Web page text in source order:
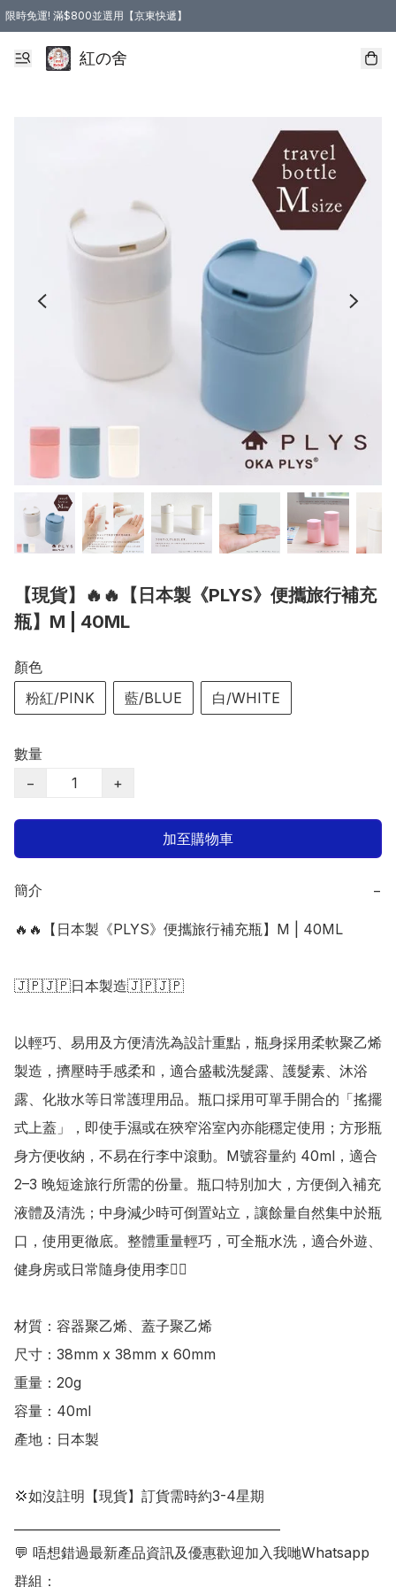
限時免運! 滿$800並選用【京東快遞】
紅の舍
【現貨】🔥🔥【日本製《PLYS》便攜旅行補充
瓶】M | 40ML
顏色
粉紅/PINK
藍/BLUE 白/WHITE
數量
−
+
加至購物車
簡介 −
🔥🔥【日本製《PLYS》便攜旅行補充瓶】M | 40ML
🇯🇵🇯🇵日本製造🇯🇵🇯🇵
以輕巧、易用及方便清洗為設計重點，瓶身採用柔軟聚乙烯
製造，擠壓時手感柔和，適合盛載洗髮露、護髮素、沐浴
露、化妝水等日常護理用品。瓶口採用可單手開合的「搖擺
式上蓋」，即使手濕或在狹窄浴室內亦能穩定使用；方形瓶
身方便收納，不易在行李中滾動。M號容量約 40ml，適合
2–3 晚短途旅行所需的份量。瓶口特別加大，方便倒入補充
液體及清洗；中身減少時可倒置站立，讓餘量自然集中於瓶
口，使用更徹底。整體重量輕巧，可全瓶水洗，適合外遊、
健身房或日常隨身使用李👍🏻
材質：容器聚乙烯、蓋子聚乙烯
尺寸：38mm x 38mm x 60mm
重量：20g
容量：40ml
產地：日本製
💢如沒註明【現貨】訂貨需時約3-4星期
💬 唔想錯過最新產品資訊及優惠歡迎加入我哋Whatsapp
群組：